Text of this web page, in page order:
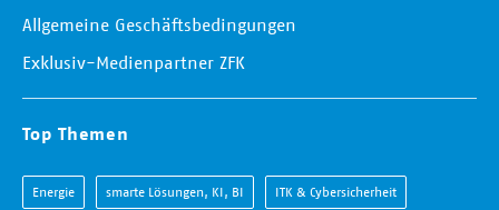
Allgemeine Geschäftsbedingungen
Exklusiv-Medienpartner ZFK
Top Themen
Energie smarte Lösungen, KI, BI ITK & Cybersicherheit